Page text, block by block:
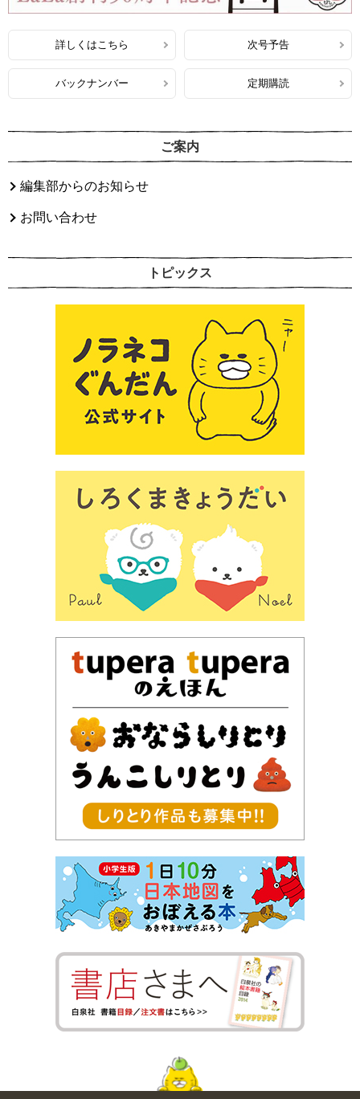
詳しくはこちら 次号予告
バックナンバー 定期購読
ご案内
編集部からのお知らせ
お問い合わせ
トピックス